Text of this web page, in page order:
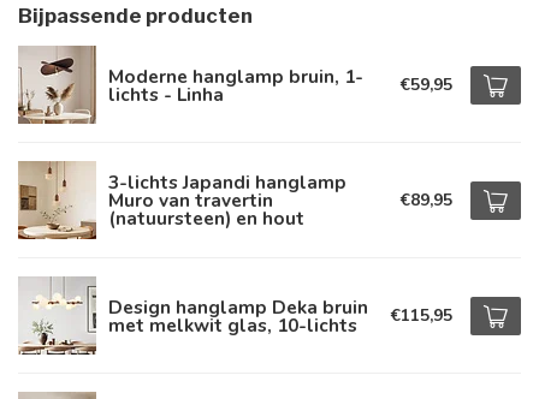
Bijpassende producten
Moderne hanglamp bruin, 1-
lichts - Linha €59,95
3-lichts Japandi hanglamp
Muro van travertin
(natuursteen) en hout
€89,95
Design hanglamp Deka bruin
met melkwit glas, 10-lichts €115,95